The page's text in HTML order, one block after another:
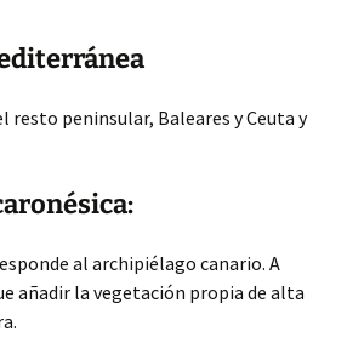
resto peninsular, Baleares y Ceuta y
al archipiélago canario. A
añadir la vegetación propia de alta